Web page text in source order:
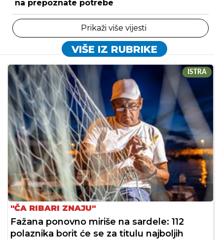
na prepoznate potrebe
Prikaži više vijesti
VIŠE IZ RUBRIKE
ISTRA
"ČA RIBARI ZNAJU"
Fažana ponovno miriše na sardele: 112
polaznika borit će se za titulu najboljih